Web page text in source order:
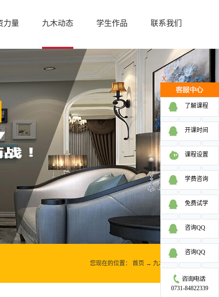
力量 九木动态 学生作品 联系我们
您现在的位置： 首页 → 九木动态 →
X
了解课程
开课时间
课程设置
学费咨询
免费试学
咨询QQ
咨询QQ
0731-84822339